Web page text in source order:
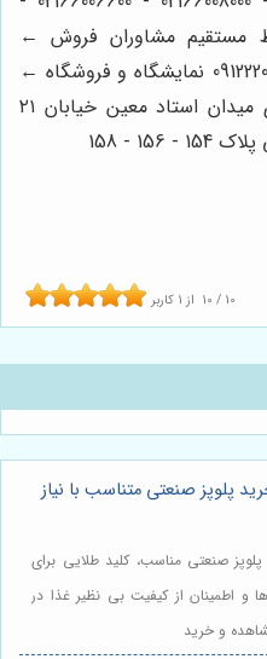
- 02166003000 خط مستقیم مشاوران فروش ←
09123124701 - 09122108002 - 09122200108 نمایشگاه و فروشگاه ←
تهران میدان آزادی خیابان آزادی میدان استاد معین خیابان ۲۱
- 158
10 / 10 از 1 کاربر
پلوپز صنعتی متناسب با نیاز
صنعتی مناسب، کلید طلایی برای
و اطمینان از کیفیت بی نظیر غذا در
و خرید